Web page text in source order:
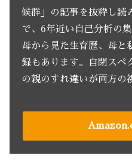
候群」の記事を抜粋し読
で、6年近い自己分析の集
母から見た生育歴、母と
録もあります。自閉スペ
の親のすれ違いが両方の